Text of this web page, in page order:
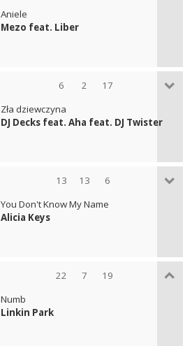
Aniele
Mezo feat. Liber
6 2 17
Zła dziewczyna
DJ Decks feat. Aha feat. DJ Twister
13 13 6
You Don't Know My Name
Alicia Keys
22 7 19
Numb
Linkin Park